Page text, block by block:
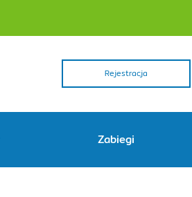
Rejestracja
Zabiegi